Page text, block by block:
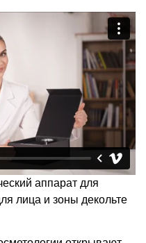
аппарат для
лица и зоны декольте